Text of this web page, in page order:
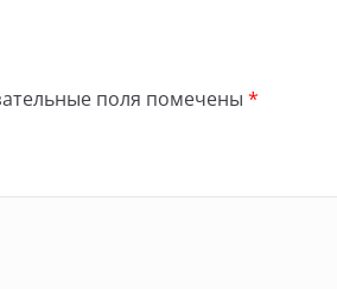
поля помечены *